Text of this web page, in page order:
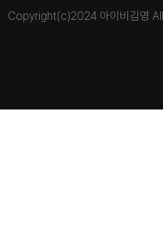
Copyright(c)2024 아이비김영